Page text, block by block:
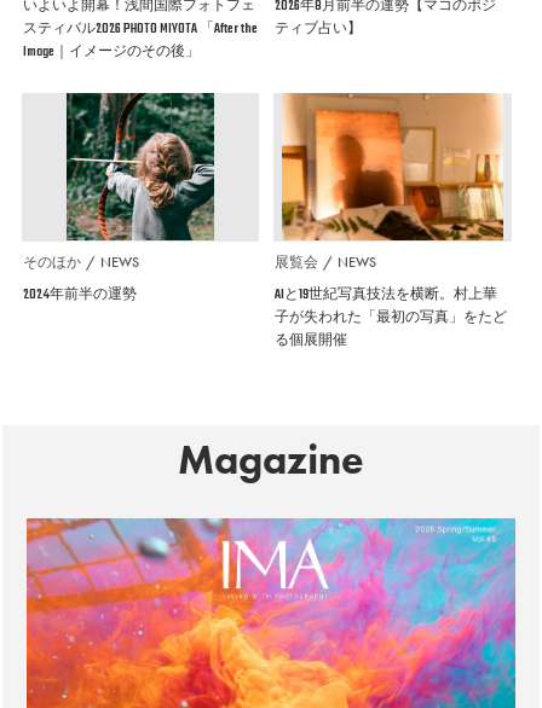
いよいよ開幕！浅間国際フォトフェ
スティバル2026 PHOTO MIYOTA 「After the
Image｜イメージのその後」
2026年8月前半の運勢【マコのポジ
ティブ占い】
そのほか NEWS
2024年前半の運勢
展覧会 NEWS
AIと19世紀写真技法を横断。村上華
子が失われた「最初の写真」をたど
る個展開催
Magazine